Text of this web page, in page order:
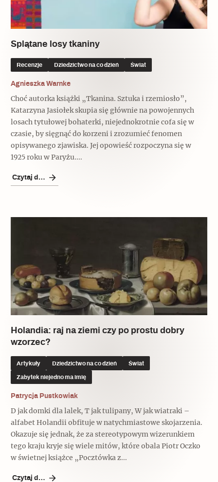
Wywiady
Popularne
Dolnośląski Indiana Jones
Recenzje
Dziedzictwo na co dzień
Jak wskrzesić smak
Ludzie
Popularne
Wskazówki idą w dobrą stronę
Varia
Popularne
Memento dla modernizmu
Zabytek niejedno ma imię
Popularne
Niewykonalne? Nie dla Wawelu
Archeologia
Biskupin - rezerwat archeologiczny
Muzea od nowa
Popularne
Jak to działa? Czyli nowa odsłona
Narodowego Muzeum Techniki
Polska ze smakiem
Zobacz również
Patronaty
MonumentApp
Mapa skojarzeń
Krakowskie Kawiarnie
Splątane losy tkaniny
Recenzje Dziedzictwo na co dzień Świat
Agnieszka Warnke
Choć autorka książki „Tkanina. Sztuka i rzemiosło”,
Katarzyna Jasiołek skupia się głównie na powojennych
losach tytułowej bohaterki, niejednokrotnie cofa się w
czasie, by sięgnąć do korzeni i zrozumieć fenomen
opisywanego zjawiska. Jej opowieść rozpoczyna się w
1925 roku w Paryżu....
Czytaj dalej
Holandia: raj na ziemi czy po prostu dobry
wzorzec?
Artykuły Dziedzictwo na co dzień Świat
Zabytek niejedno ma imię
Patrycja Pustkowiak
D jak domki dla lalek, T jak tulipany, W jak wiatraki –
alfabet Holandii obfituje w natychmiastowe skojarzenia.
Okazuje się jednak, że za stereotypowym wizerunkiem
tego kraju kryje się wiele mitów, które obala Piotr Oczko
w świetnej książce „Pocztówka z...
Czytaj dalej